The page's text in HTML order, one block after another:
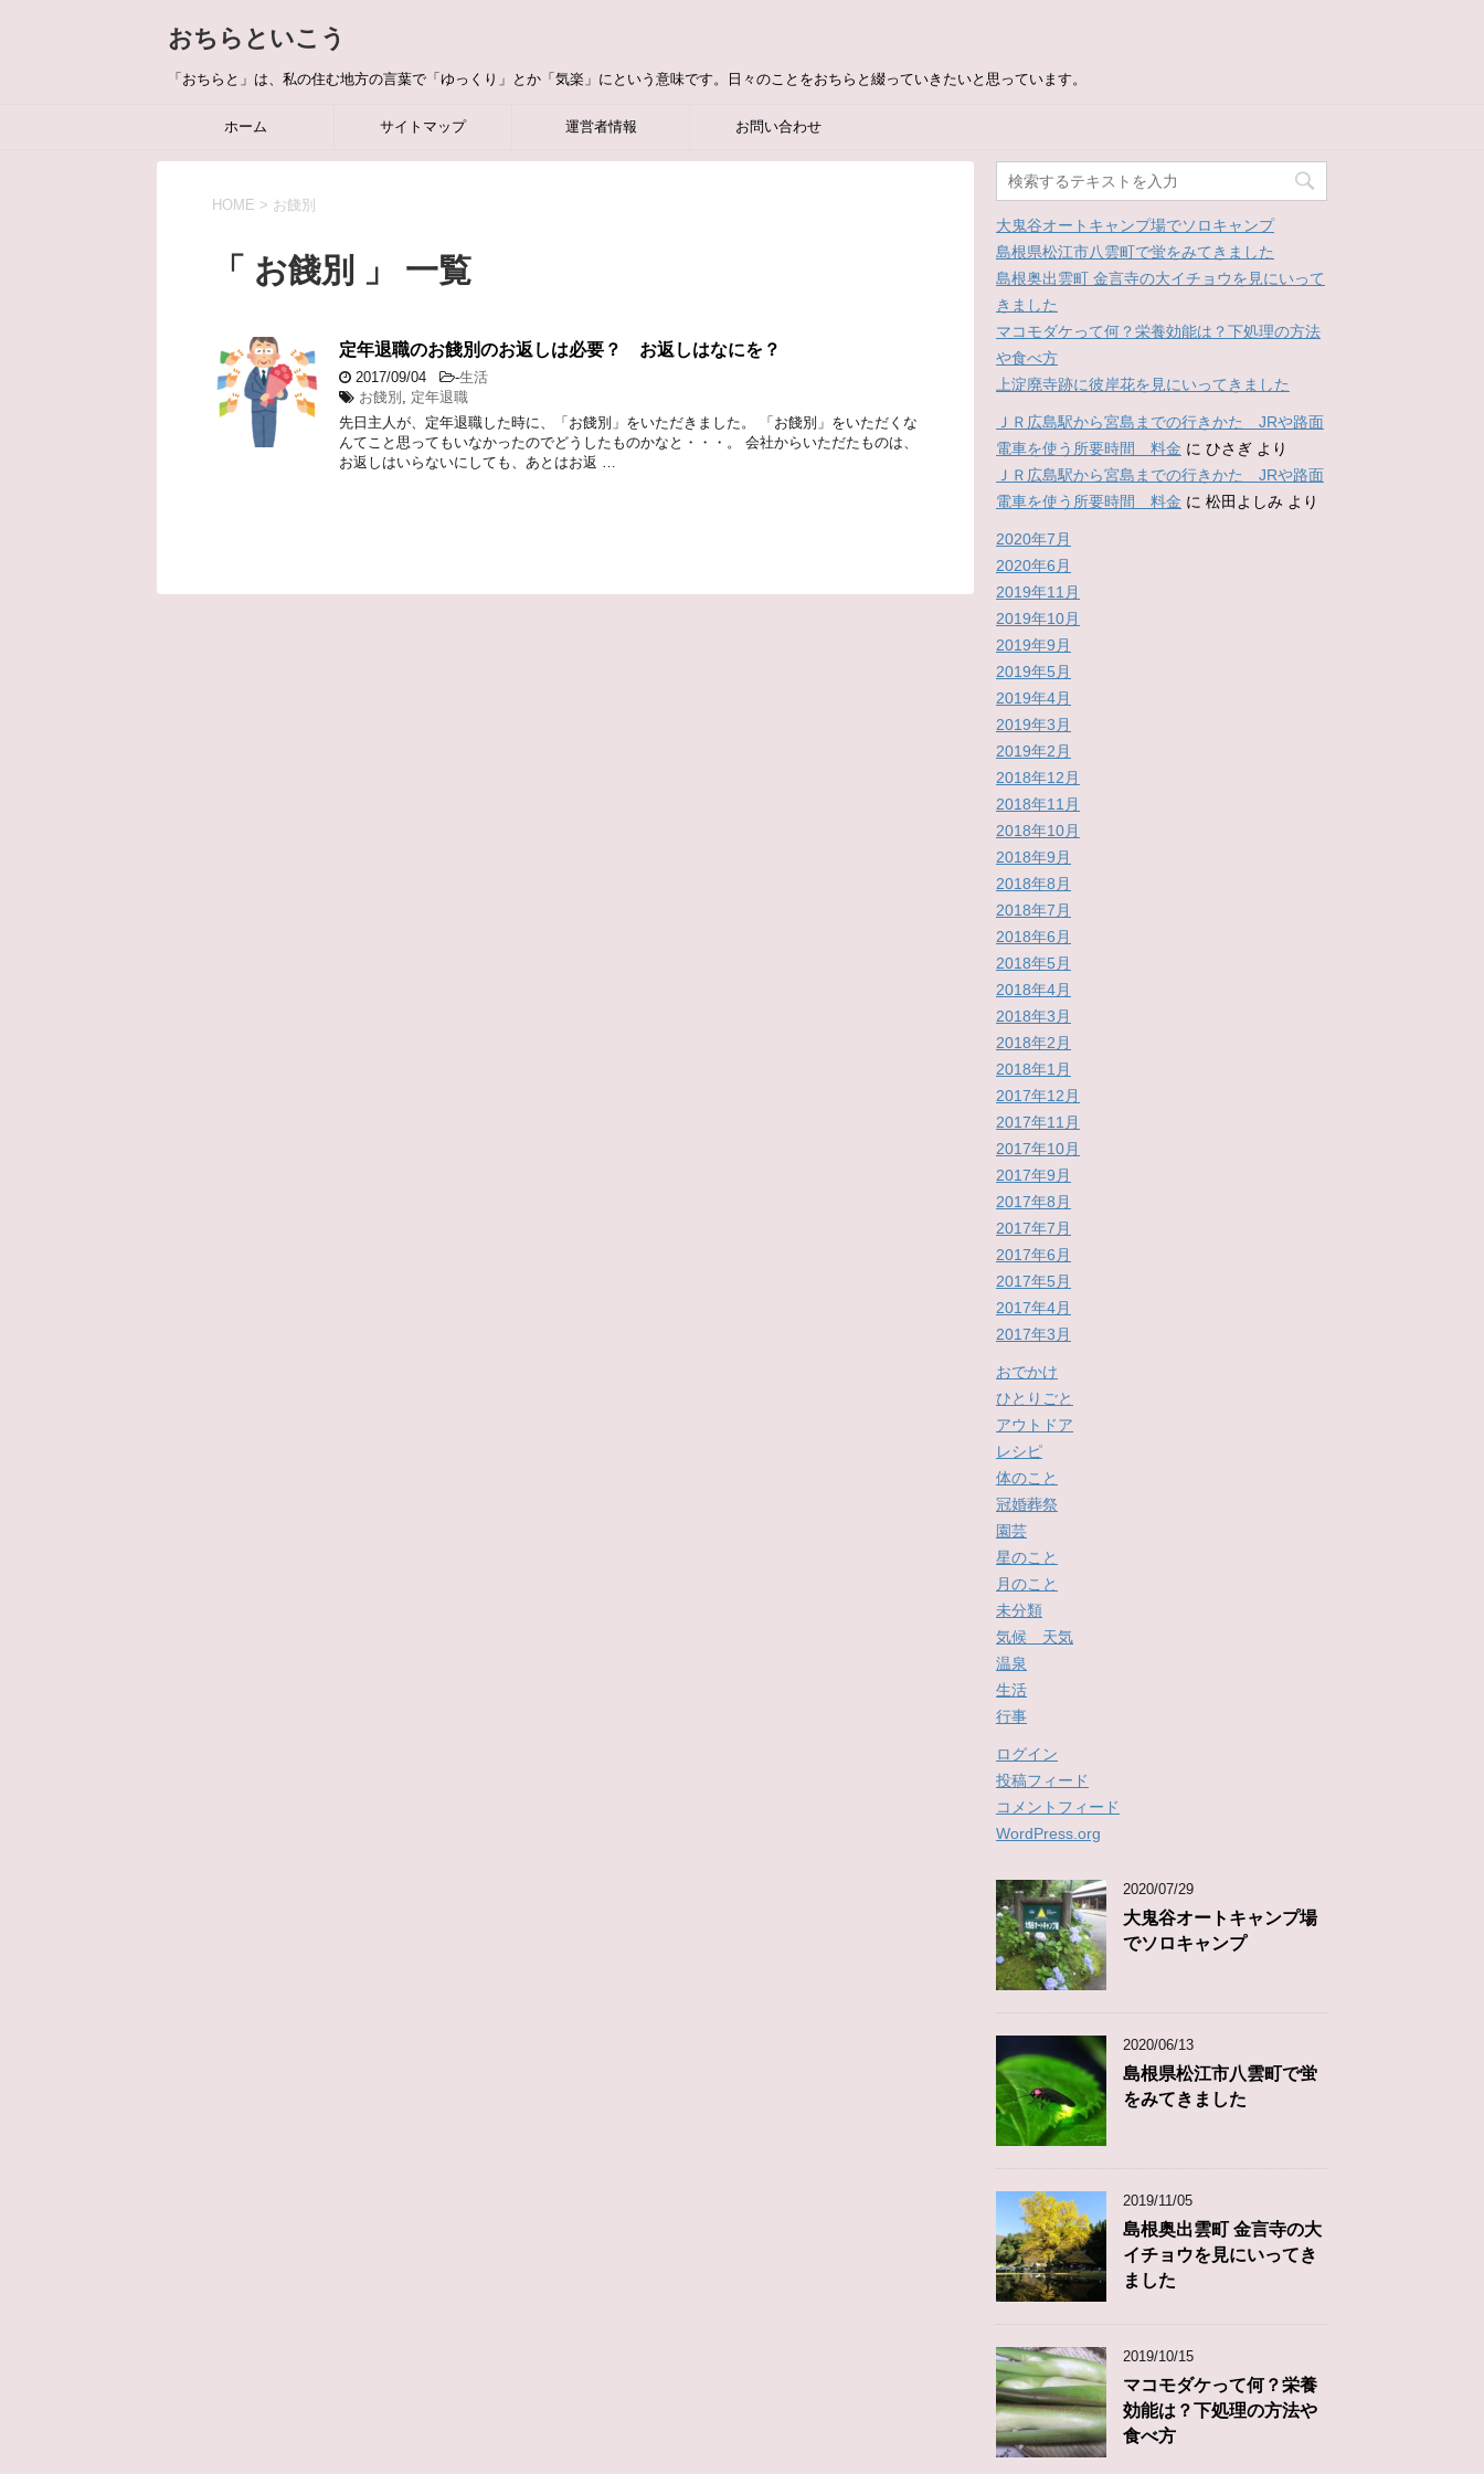
おちらといこう
「おちらと」は、私の住む地方の言葉で「ゆっくり」とか「気楽」にという意味です。日々のことをおちらと綴っていきたいと思っています。
ホーム サイトマップ 運営者情報 お問い合わせ
HOME > お餞別
「 お餞別 」 一覧
定年退職のお餞別のお返しは必要？ お返しはなにを？
2017/09/04 -生活
お餞別 , 定年退職
先日主人が、定年退職した時に、「お餞別」をいただきました。 「お餞別」をいただくな
んてこと思ってもいなかったのでどうしたものかなと・・・。 会社からいただたものは、
お返しはいらないにしても、あとはお返 …
大鬼谷オートキャンプ場でソロキャンプ
島根県松江市八雲町で蛍をみてきました
島根奥出雲町 金言寺の大イチョウを見にいって
きました
マコモダケって何？栄養効能は？下処理の方法
や食べ方
上淀廃寺跡に彼岸花を見にいってきました
ＪＲ広島駅から宮島までの行きかた JRや路面
電車を使う所要時間 料金 に ひさぎ より
ＪＲ広島駅から宮島までの行きかた JRや路面
電車を使う所要時間 料金 に 松田よしみ より
2020年7月
2020年6月
2019年11月
2019年10月
2019年9月
2019年5月
2019年4月
2019年3月
2019年2月
2018年12月
2018年11月
2018年10月
2018年9月
2018年8月
2018年7月
2018年6月
2018年5月
2018年4月
2018年3月
2018年2月
2018年1月
2017年12月
2017年11月
2017年10月
2017年9月
2017年8月
2017年7月
2017年6月
2017年5月
2017年4月
2017年3月
おでかけ
ひとりごと
アウトドア
レシピ
体のこと
冠婚葬祭
園芸
星のこと
月のこと
未分類
気候 天気
温泉
生活
行事
ログイン
投稿フィード
コメントフィード
WordPress.org
2020/07/29
大鬼谷オートキャンプ場
でソロキャンプ
2020/06/13
島根県松江市八雲町で蛍
をみてきました
2019/11/05
島根奥出雲町 金言寺の大
イチョウを見にいってき
ました
2019/10/15
マコモダケって何？栄養
効能は？下処理の方法や
食べ方